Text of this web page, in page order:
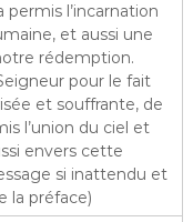
permis l’incarnation
et aussi une
rédemption.
pour le fait
et souffrante, de
l’union du ciel et
envers cette
si inattendu et
la préface)